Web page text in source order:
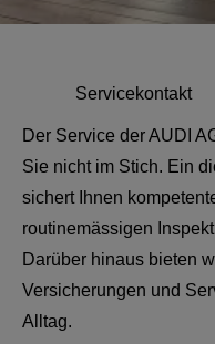
Servicekontakt
Der Service der AUDI
Sie nicht im Stich. Ein
sichert Ihnen
routinemässigen
Darüber hinaus bieten
Versicherungen und
Alltag.